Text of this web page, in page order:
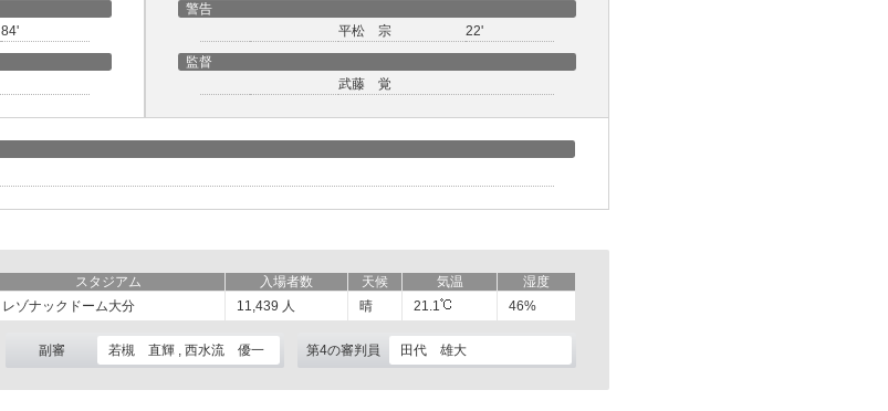
84'
警告
平松 宗
22'
監督
武藤 覚
スタジアム 入場者数 天候 気温
湿度
レゾナックドーム大分 11,439 人 晴 21.1 46%
副審 若槻 直輝 , 西水流 優一 第4の審判員 田代 雄大